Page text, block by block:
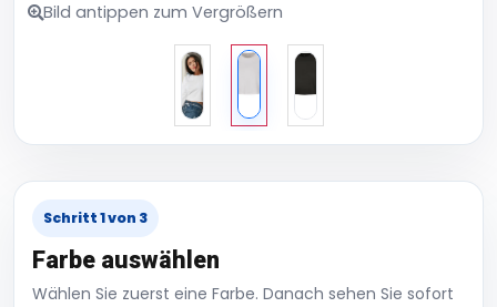
Bild antippen zum Vergrößern
Schritt 1 von 3
Farbe auswählen
Wählen Sie zuerst eine Farbe. Danach sehen Sie sofort